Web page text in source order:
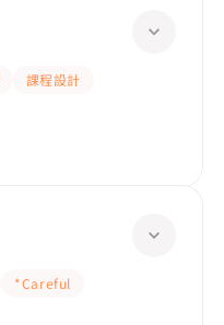
課程設計
*Careful